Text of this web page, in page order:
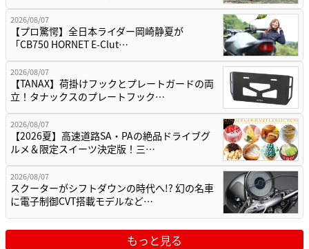
2026/08/07
【プロ驚愕】全日本ライダー岡崎静夏が
「CB750 HORNET E-Clut…
2026/08/07
【TANAX】荷掛けフックとプレートガードの両
立！タナックスのプレートフック…
2026/08/07
【2026夏】高速道路SA・PAの絶品ドライブグ
ルメ＆限定スイーツ決定版！三…
2026/08/07
スクーターがシフトダウンの時代へ!? 幻の名車
に電子制御CVT搭載モデルなど…
もっと見る